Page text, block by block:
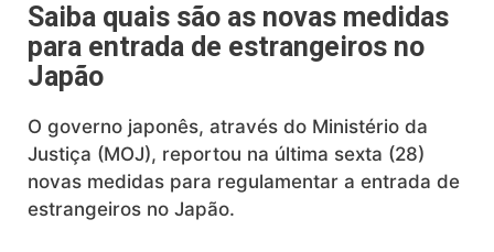
Saiba quais são as novas medidas
para entrada de estrangeiros no
Japão
O governo japonês, através do Ministério da
Justiça (MOJ), reportou na última sexta (28)
novas medidas para regulamentar a entrada de
estrangeiros no Japão.